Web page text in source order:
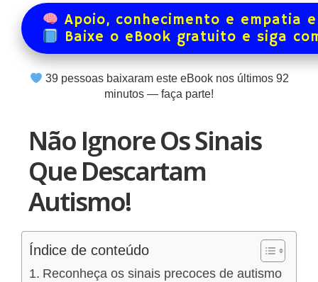
Apoio, conhecimento e empatia
Baixe o eBook gratuito e siga
39pessoas baixaram este eBook nos últimos 92
minutos — faça parte!
Não Ignore Os Sinais
Que Descartam
Autismo!
Índice de conteúdo
Reconheça os sinais precoces de autismo